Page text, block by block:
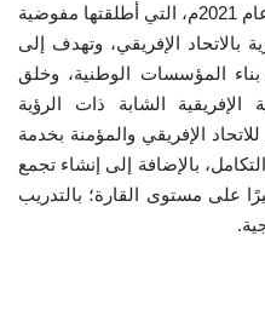
لتأهيل مليون شاب إفريقي بحلول عام 2021م، التي أطلقتها مفوضية
بالاتحاد الإفريقي، وتهدف إلى
المؤسسات الوطنية، وخلق
الشابة ذات الرؤية
الإفريقي والمؤمنة بخدمة
بالإضافة إلى إنشاء تجمع
على مستوى القارة؛ بالتدريب